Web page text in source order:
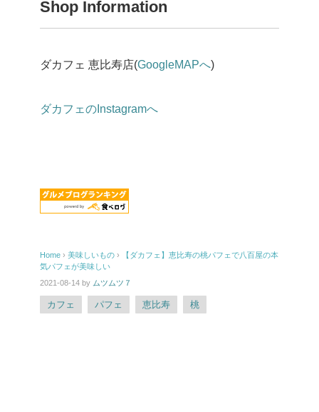
Shop Information
ダカフェ 恵比寿店(GoogleMAPへ)
ダカフェのInstagramへ
Home › 美味しいもの ›
【ダカフェ】恵比寿の桃パフェで八百屋の本
気パフェが美味しい
2021-08-14 by ムツムツ７
カフェ パフェ 恵比寿 桃